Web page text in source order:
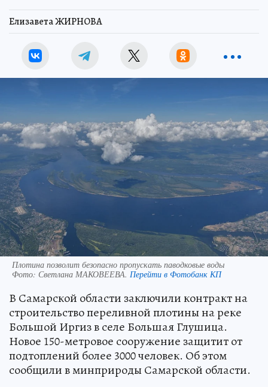
Елизавета ЖИРНОВА
Плотина позволит безопасно пропускать паводковые воды
Фото: Светлана МАКОВЕЕВА. Перейти в Фотобанк КП
В Самарской области заключили контракт на
строительство переливной плотины на реке
Большой Иргиз в селе Большая Глушица.
Новое 150-метровое сооружение защитит от
подтоплений более 3000 человек. Об этом
сообщили в минприроды Самарской области.